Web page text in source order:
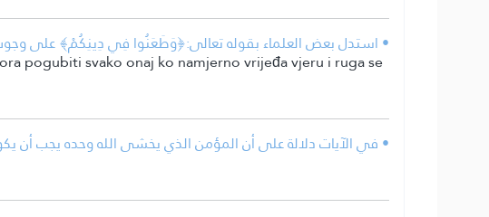
• استدل بعض العلماء بقوله تعالى:﴿وَطَعَنُوا فِي دِينِكُمْ﴾ على
pogubiti svako onaj ko namjerno vrijeđa vjeru i ruga se
• في الآيات دلالة على أن المؤمن الذي يخشى الله وحده يجب أن